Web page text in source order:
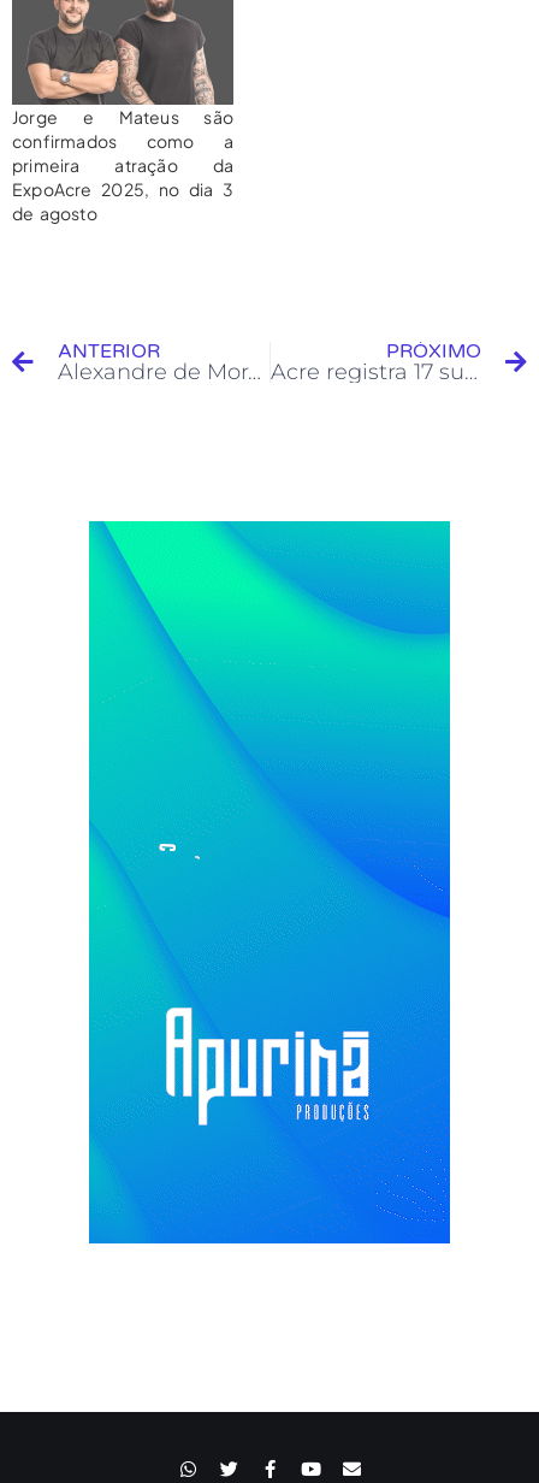
Jorge e Mateus são
confirmados como a
primeira atração da
ExpoAcre 2025, no dia 3
de agosto
ANTERIOR
Alexandre de Moraes afirma que Bolsonaro e Eduardo atuaram juntos de forma dolosa e criminosa
PRÓXIMO
Acre registra 17 suspeitas de sarampo; estado de emergência é decretado por risco de reintrodução